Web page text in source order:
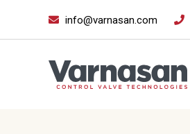
info@varnasan.com